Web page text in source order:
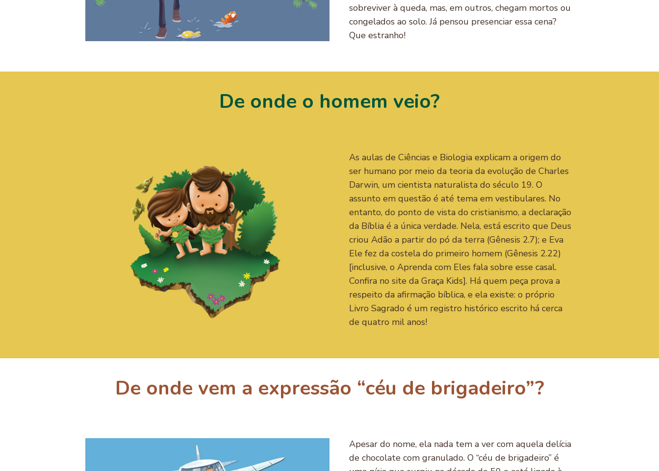
sobreviver à queda, mas, em outros, chegam mortos ou
congelados ao solo. Já pensou presenciar essa cena?
Que estranho!
De onde o homem veio?
As aulas de Ciências e Biologia explicam a origem do
ser humano por meio da teoria da evolução de Charles
Darwin, um cientista naturalista do século 19. O
assunto em questão é até tema em vestibulares. No
entanto, do ponto de vista do cristianismo, a declaração
da Bíblia é a única verdade. Nela, está escrito que Deus
criou Adão a partir do pó da terra (Gênesis 2.7); e Eva
Ele fez da costela do primeiro homem (Gênesis 2.22)
[inclusive, o Aprenda com Eles fala sobre esse casal.
Confira no site da Graça Kids]. Há quem peça prova a
respeito da afirmação bíblica, e ela existe: o próprio
Livro Sagrado é um registro histórico escrito há cerca
de quatro mil anos!
De onde vem a expressão “céu de brigadeiro”?
Apesar do nome, ela nada tem a ver com aquela delícia
de chocolate com granulado. O “céu de brigadeiro” é